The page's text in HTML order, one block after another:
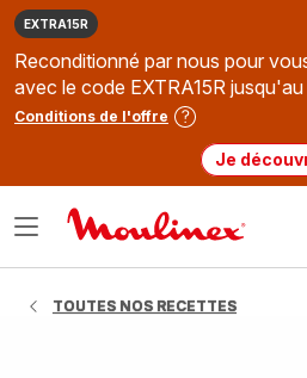
EXTRA15R
Reconditionné par nous pour
avec le code EXTRA15R
Conditions de l'offre
Je
Ouvrir
TOUTES NOS RECETTES